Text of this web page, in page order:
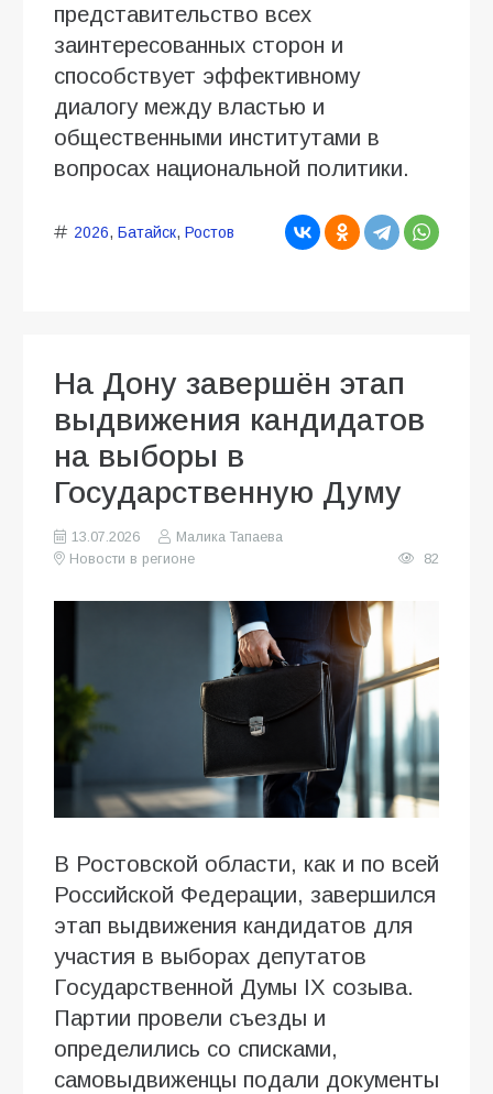
представительство всех
заинтересованных сторон и
способствует эффективному
диалогу между властью и
общественными институтами в
вопросах национальной политики.
2026, Батайск, Ростов
На Дону завершён этап
выдвижения кандидатов
на выборы в
Государственную Думу
13.07.2026
Малика Тапаева
Новости в регионе
82
В Ростовской области, как и по всей
Российской Федерации, завершился
этап выдвижения кандидатов для
участия в выборах депутатов
Государственной Думы IX созыва.
Партии провели съезды и
определились со списками,
самовыдвиженцы подали документы